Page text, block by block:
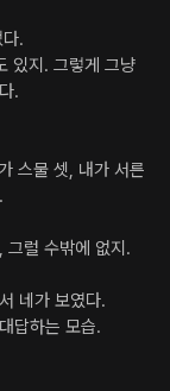
.
있지. 그렇게 그냥
.
스물 셋, 내가 서른
그럴 수밖에 없지.
네가 보였다.
답하는 모습.